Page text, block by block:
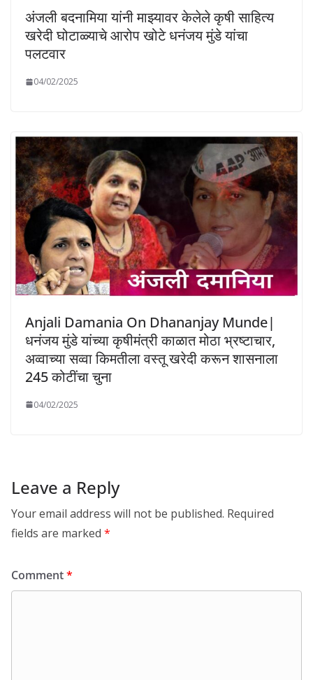
अंजली बदनामिया यांनी माझ्यावर केलेले कृषी साहित्य
खरेदी घोटाळ्याचे आरोप खोटे धनंजय मुंडे यांचा
पलटवार
04/02/2025
Anjali Damania On Dhananjay Munde|
धनंजय मुंडे यांच्या कृषीमंत्री काळात मोठा भ्रष्टाचार,
अव्वाच्या सव्वा किमतीला वस्तू खरेदी करून शासनाला
245 कोटींचा चुना
04/02/2025
Leave a Reply
Your email address will not be published. Required
fields are marked *
Comment*